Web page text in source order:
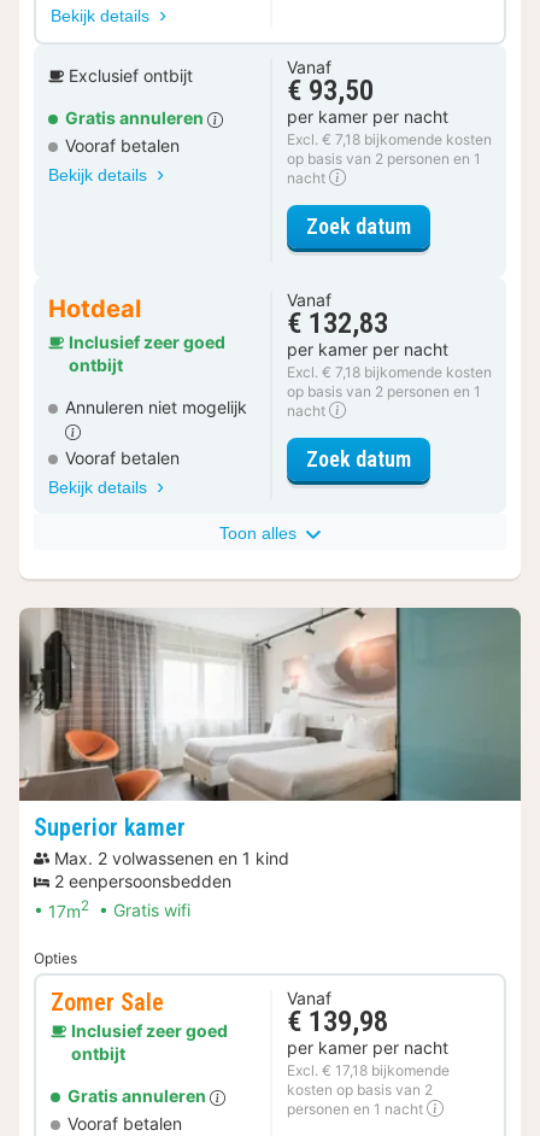
Bekijk details
Exclusief ontbijt
Gratis annuleren
Vooraf betalen
Bekijk details
Vanaf
€ 93,50
per kamer per nacht
Excl. € 7,18 bijkomende kosten
op basis van 2 personen en 1
nacht
Zoek datumvoor
Hotdeal
Inclusief zeer goed
ontbijt
Annuleren niet mogelijk
Vooraf betalen
Bekijk details
Vanaf
€ 132,83
per kamer per nacht
Excl. € 7,18 bijkomende kosten
op basis van 2 personen en 1
nacht
Zoek datumvoor
Toon alles
Superior kamer
Max. 2 volwassenen en 1 kind
2 eenpersoonsbedden
17m2 Gratis wifi
Opties
Zomer Sale
Inclusief zeer goed
ontbijt
Gratis annuleren
Vooraf betalen
Vanaf
€ 139,98
per kamer per nacht
Excl. € 17,18 bijkomende
kosten op basis van 2
personen en 1 nacht